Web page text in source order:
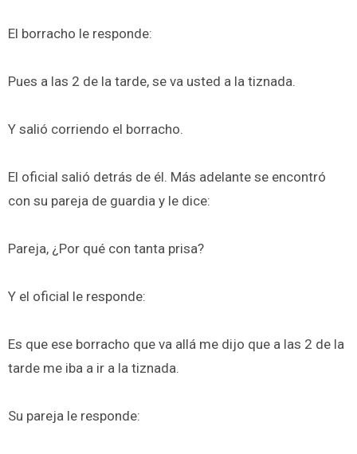
El borracho le responde:
Pues a las 2 de la tarde, se va usted a la tiznada.
Y salió corriendo el borracho.
El oficial salió detrás de él. Más adelante se encontró
con su pareja de guardia y le dice:
Pareja, ¿Por qué con tanta prisa?
Y el oficial le responde:
Es que ese borracho que va allá me dijo que a las 2 de la
tarde me iba a ir a la tiznada.
Su pareja le responde: